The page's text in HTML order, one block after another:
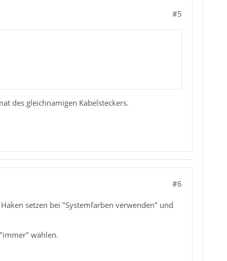
#5
des gleichnamigen Kabelsteckers.
#6
setzen bei "Systemfarben verwenden" und
wählen.